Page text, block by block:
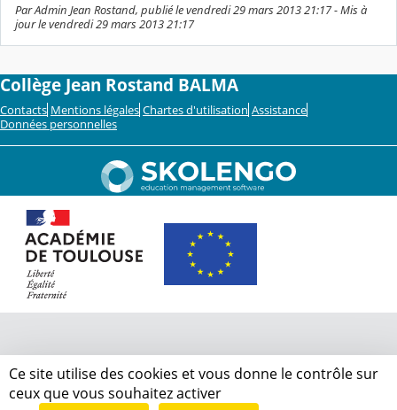
Par Admin Jean Rostand, publié le vendredi 29 mars 2013 21:17 - Mis à
jour le vendredi 29 mars 2013 21:17
Collège Jean Rostand BALMA
Contacts Mentions légales Chartes d'utilisation Assistance
Données personnelles
Ce site utilise des cookies et vous donne le contrôle sur
ceux que vous souhaitez activer